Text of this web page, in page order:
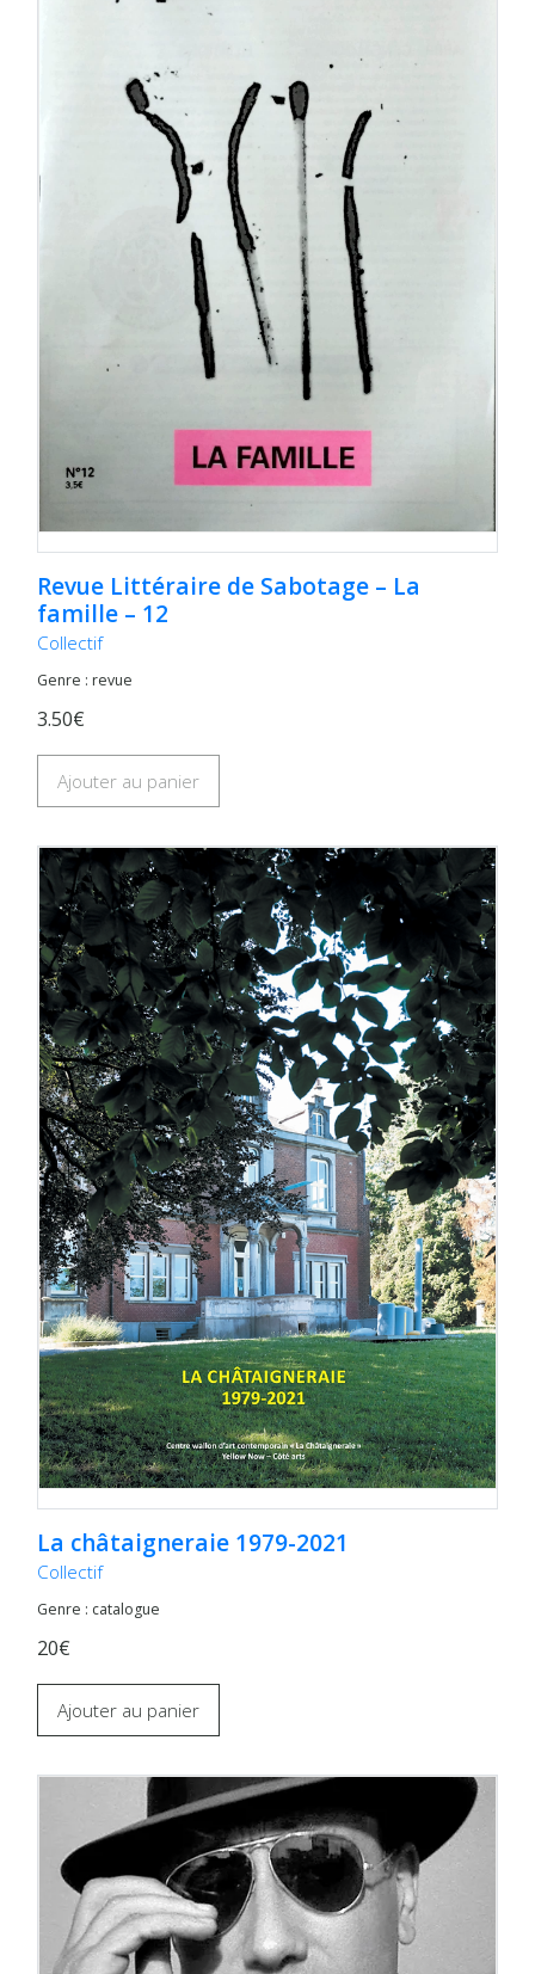
Revue Littéraire de Sabotage – La
famille – 12
Collectif
Genre : revue
3.50€
Ajouter au panier
La châtaigneraie 1979-2021
Collectif
Genre : catalogue
20€
Ajouter au panier